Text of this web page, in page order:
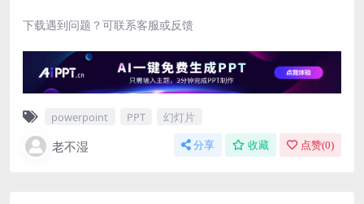
下载遇到问题？可联系客服或反馈
powerpoint PPT 幻灯片
老不湿 分享 收藏 点赞(0)